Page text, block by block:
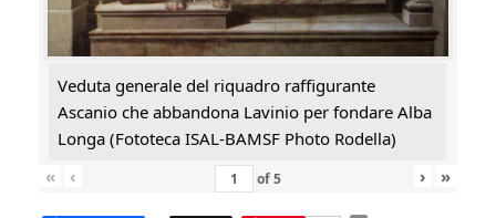
Veduta generale del riquadro raffigurante
Ascanio che abbandona Lavinio per fondare Alba
Longa (Fototeca ISAL-BAMSF Photo Rodella)
«
‹ of5 › »